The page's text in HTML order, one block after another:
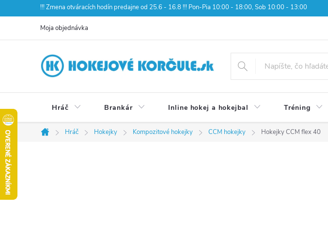
na
!!! Zmena otváracích hodín predajne od 25.6 - 16.8 !!! Pon-Pia 10:00 - 18:00, Sob 10:00 - 13:00
Moja objednávka
Hráč Brankár Inline hokej a hokejbal Tréning
Domov
Hráč Hokejky Kompozitové hokejky CCM hokejky Hokejky CCM flex 40